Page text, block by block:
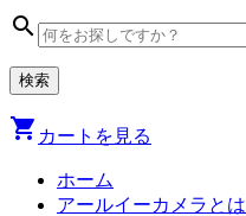
search
shopping_cart カートを見る
ホーム
アールイーカメラとは